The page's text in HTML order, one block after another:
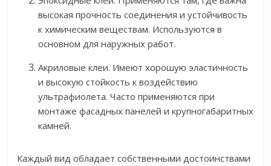
высокая прочность соединения и устойчивость
к химическим веществам. Используются в
основном для наружных работ.
Акриловые клеи. Имеют хорошую эластичность
и высокую стойкость к воздействию
ультрафиолета. Часто применяются при
монтаже фасадных панелей и крупногабаритных
камней.
Каждый вид обладает собственными достоинствами